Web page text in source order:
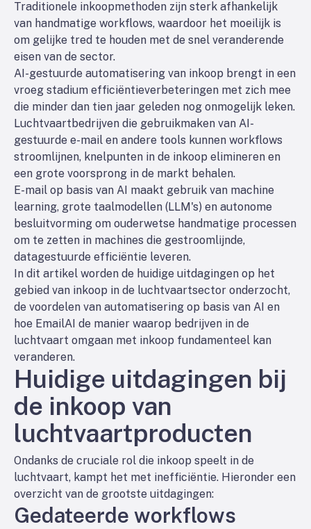
Traditionele inkoopmethoden zijn sterk afhankelijk
van handmatige workflows, waardoor het moeilijk is
om gelijke tred te houden met de snel veranderende
eisen van de sector.
AI-gestuurde automatisering van inkoop brengt in een
vroeg stadium efficiëntieverbeteringen met zich mee
die minder dan tien jaar geleden nog onmogelijk leken.
Luchtvaartbedrijven die gebruikmaken van AI-
gestuurde e-mail en andere tools kunnen workflows
stroomlijnen, knelpunten in de inkoop elimineren en
een grote voorsprong in de markt behalen.
E-mail op basis van AI maakt gebruik van machine
learning, grote taalmodellen (LLM's) en autonome
besluitvorming om ouderwetse handmatige processen
om te zetten in machines die gestroomlijnde,
datagestuurde efficiëntie leveren.
In dit artikel worden de huidige uitdagingen op het
gebied van inkoop in de luchtvaartsector onderzocht,
de voordelen van automatisering op basis van AI en
hoe EmailAI de manier waarop bedrijven in de
luchtvaart omgaan met inkoop fundamenteel kan
veranderen.
Huidige uitdagingen bij
de inkoop van
luchtvaartproducten
Ondanks de cruciale rol die inkoop speelt in de
luchtvaart, kampt het met inefficiëntie. Hieronder een
overzicht van de grootste uitdagingen:
Gedateerde workflows